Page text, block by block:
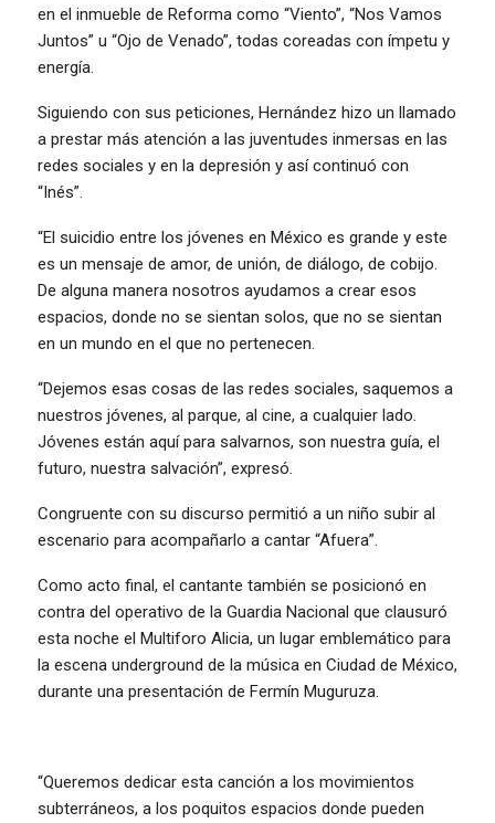
en el inmueble de Reforma como “Viento”, “Nos Vamos
Juntos” u “Ojo de Venado”, todas coreadas con ímpetu y
energía.
Siguiendo con sus peticiones, Hernández hizo un llamado
a prestar más atención a las juventudes inmersas en las
redes sociales y en la depresión y así continuó con
“Inés”.
“El suicidio entre los jóvenes en México es grande y este
es un mensaje de amor, de unión, de diálogo, de cobijo.
De alguna manera nosotros ayudamos a crear esos
espacios, donde no se sientan solos, que no se sientan
en un mundo en el que no pertenecen.
“Dejemos esas cosas de las redes sociales, saquemos a
nuestros jóvenes, al parque, al cine, a cualquier lado.
Jóvenes están aquí para salvarnos, son nuestra guía, el
futuro, nuestra salvación”, expresó.
Congruente con su discurso permitió a un niño subir al
escenario para acompañarlo a cantar “Afuera”.
Como acto final, el cantante también se posicionó en
contra del operativo de la Guardia Nacional que clausuró
esta noche el Multiforo Alicia, un lugar emblemático para
la escena underground de la música en Ciudad de México,
durante una presentación de Fermín Muguruza.
“Queremos dedicar esta canción a los movimientos
subterráneos, a los poquitos espacios donde pueden